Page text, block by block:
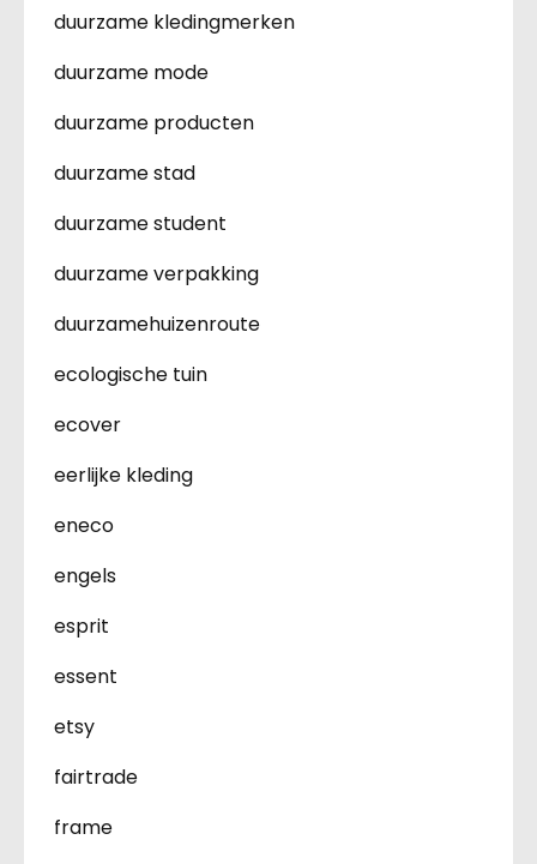
duurzame kledingmerken
duurzame mode
duurzame producten
duurzame stad
duurzame student
duurzame verpakking
duurzamehuizenroute
ecologische tuin
ecover
eerlijke kleding
eneco
engels
esprit
essent
etsy
fairtrade
frame